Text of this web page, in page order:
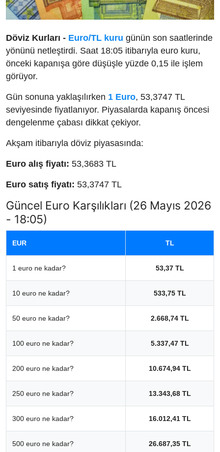
Döviz Kurları - Euro/TL kuru günün son saatlerinde
yönünü netleştirdi. Saat 18:05 itibarıyla euro kuru,
önceki kapanışa göre düşüşle yüzde 0,15 ile işlem
görüyor.
Gün sonuna yaklaşılırken 1 Euro, 53,3747 TL
seviyesinde fiyatlanıyor. Piyasalarda kapanış öncesi
dengelenme çabası dikkat çekiyor.
Akşam itibarıyla döviz piyasasında:
Euro alış fiyatı: 53,3683 TL
Euro satış fiyatı: 53,3747 TL
Güncel Euro Karşılıkları (26 Mayıs 2026
- 18:05)
EUR TL
1 euro ne kadar? 53,37 TL
10 euro ne kadar? 533,75 TL
50 euro ne kadar? 2.668,74 TL
100 euro ne kadar? 5.337,47 TL
200 euro ne kadar? 10.674,94 TL
250 euro ne kadar? 13.343,68 TL
300 euro ne kadar? 16.012,41 TL
500 euro ne kadar? 26.687,35 TL